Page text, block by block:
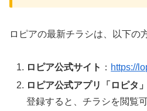
ロピアの最新チラシは、以下の
ロピア公式サイト ： https://
ロピア公式アプリ「ロピタ」
登録すると、チラシを閲覧可